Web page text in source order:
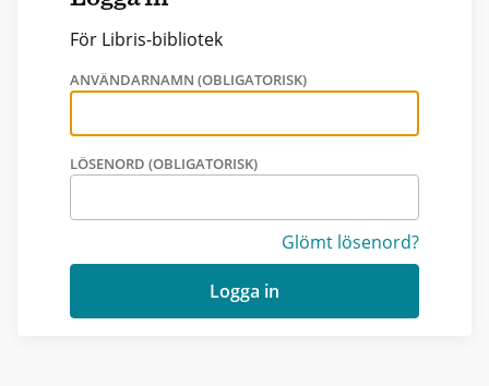
För Libris-bibliotek
ANVÄNDARNAMN (OBLIGATORISK)
LÖSENORD (OBLIGATORISK)
Glömt lösenord?
Logga in